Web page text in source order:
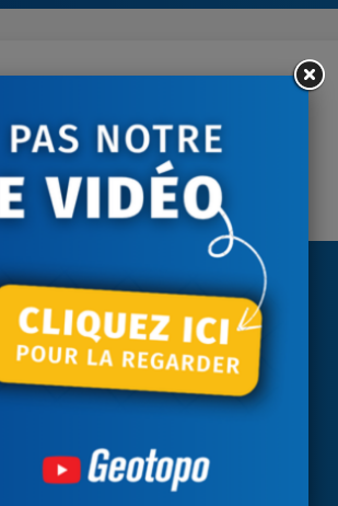
NEWSLETTER
Recevez nos actualités
J'accepte les conditions générales et